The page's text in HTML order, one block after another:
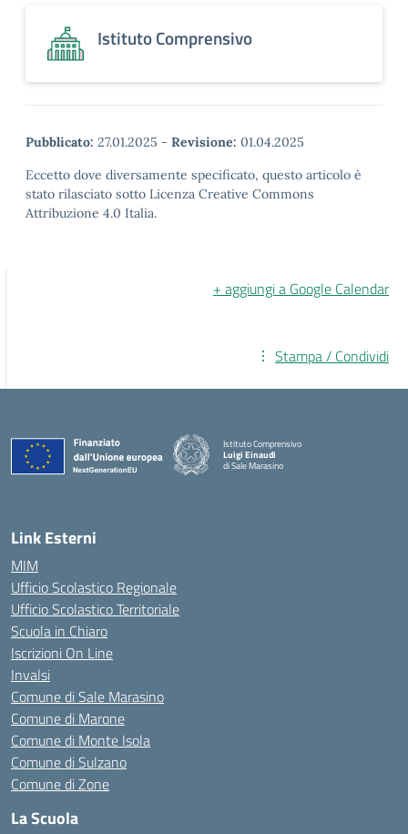
Istituto Comprensivo
Pubblicato: 27.01.2025 - Revisione: 01.04.2025
Eccetto dove diversamente specificato, questo articolo è
stato rilasciato sotto Licenza Creative Commons
Attribuzione 4.0 Italia.
+ aggiungi a Google Calendar
Stampa / Condividi
Istituto Comprensivo
Luigi Einaudi
di Sale Marasino
Link Esterni
MIM
Ufficio Scolastico Regionale
Ufficio Scolastico Territoriale
Scuola in Chiaro
Iscrizioni On Line
Invalsi
Comune di Sale Marasino
Comune di Marone
Comune di Monte Isola
Comune di Sulzano
Comune di Zone
La Scuola